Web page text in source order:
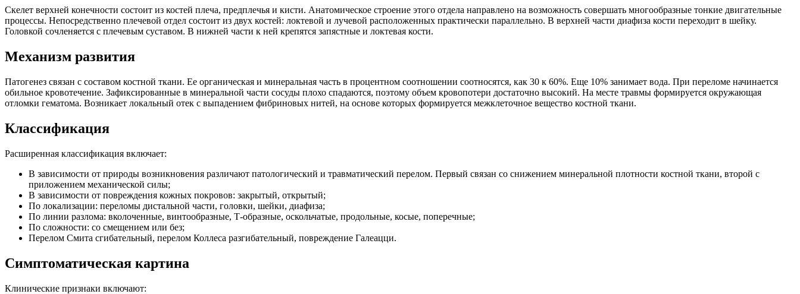
Скелет верхней конечности состоит из костей плеча, предплечья и кисти. Анатомическое строение этого отдела направлено на возможность совершать многообразные тонкие двигательные
процессы. Непосредственно плечевой отдел состоит из двух костей: локтевой и лучевой расположенных практически параллельно. В верхней части диафиза кости переходит в шейку.
Головкой сочленяется с плечевым суставом. В нижней части к ней крепятся запястные и локтевая кости.
Механизм развития
Патогенез связан с составом костной ткани. Ее органическая и минеральная часть в процентном соотношении соотносятся, как 30 к 60%. Еще 10% занимает вода. При переломе начинается
обильное кровотечение. Зафиксированные в минеральной части сосуды плохо спадаются, поэтому объем кровопотери достаточно высокий. На месте травмы формируется окружающая
отломки гематома. Возникает локальный отек с выпадением фибриновых нитей, на основе которых формируется межклеточное вещество костной ткани.
Классификация
Расширенная классификация включает:
В зависимости от природы возникновения различают патологический и травматический перелом. Первый связан со снижением минеральной плотности костной ткани, второй с
приложением механической силы;
В зависимости от повреждения кожных покровов: закрытый, открытый;
По локализации: переломы дистальной части, головки, шейки, диафиза;
По линии разлома: вколоченные, винтообразные, Т-образные, оскольчатые, продольные, косые, поперечные;
По сложности: со смещением или без;
Перелом Смита сгибательный, перелом Коллеса разгибательный, повреждение Галеацци.
Симптоматическая картина
Клинические признаки включают: